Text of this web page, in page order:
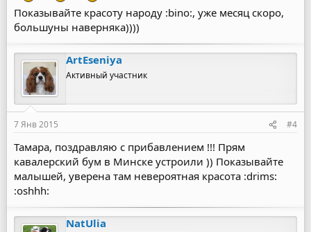
Показывайте красоту народу :bino:, уже месяц скоро,
большуны наверняка))))
ArtEseniya
Активный участник
7 Янв 2015 #4
Тамара, поздравляю с прибавлением !!! Прям
кавалерский бум в Минске устроили )) Показывайте
малышей, уверена там невероятная красота :drims:
:oshhh:
NatUlia